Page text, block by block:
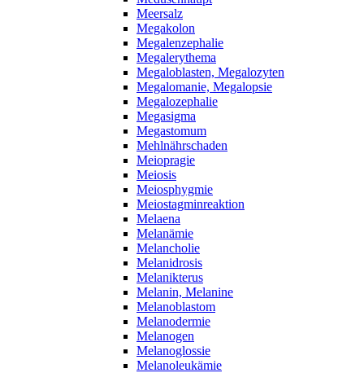
Meersalz
Megakolon
Megalenzephalie
Megalerythema
Megaloblasten, Megalozyten
Megalomanie, Megalopsie
Megalozephalie
Megasigma
Megastomum
Mehlnährschaden
Meiopragie
Meiosis
Meiosphygmie
Meiostagminreaktion
Melaena
Melanämie
Melancholie
Melanidrosis
Melanikterus
Melanin, Melanine
Melanoblastom
Melanodermie
Melanogen
Melanoglossie
Melanoleukämie